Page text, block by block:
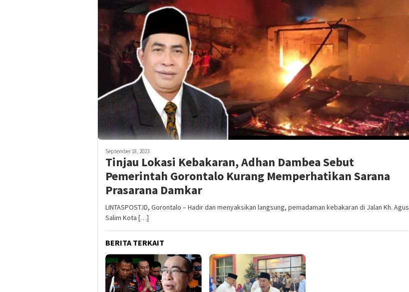
September 18, 2023
Tinjau Lokasi Kebakaran, Adhan Dambea Sebut
Pemerintah Gorontalo Kurang Memperhatikan Sarana
Prasarana Damkar
LINTASPOST.ID, Gorontalo – Hadir dan menyaksikan langsung, pemadaman kebakaran di Jalan Kh. Agus
Salim Kota […]
BERITA TERKAIT